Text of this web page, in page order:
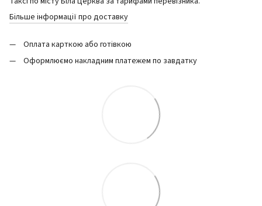
Більше інформації про доставку
Оплата карткою або готівкою
Оформлюємо накладним платежем по завдатку